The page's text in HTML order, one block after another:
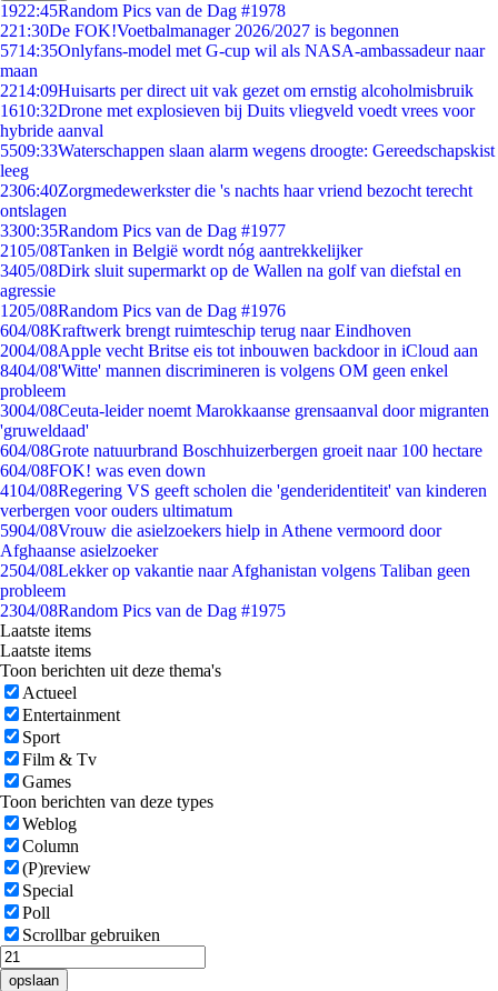
1922:45Random Pics van de Dag #1978
221:30De FOK!Voetbalmanager 2026/2027 is begonnen
5714:35Onlyfans-model met G-cup wil als NASA-ambassadeur naar
maan
2214:09Huisarts per direct uit vak gezet om ernstig alcoholmisbruik
1610:32Drone met explosieven bij Duits vliegveld voedt vrees voor
hybride aanval
5509:33Waterschappen slaan alarm wegens droogte: Gereedschapskist
leeg
2306:40Zorgmedewerkster die 's nachts haar vriend bezocht terecht
ontslagen
3300:35Random Pics van de Dag #1977
2105/08Tanken in België wordt nóg aantrekkelijker
3405/08Dirk sluit supermarkt op de Wallen na golf van diefstal en
agressie
1205/08Random Pics van de Dag #1976
604/08Kraftwerk brengt ruimteschip terug naar Eindhoven
2004/08Apple vecht Britse eis tot inbouwen backdoor in iCloud aan
8404/08'Witte' mannen discrimineren is volgens OM geen enkel
probleem
3004/08Ceuta-leider noemt Marokkaanse grensaanval door migranten
'gruweldaad'
604/08Grote natuurbrand Boschhuizerbergen groeit naar 100 hectare
604/08FOK! was even down
4104/08Regering VS geeft scholen die 'genderidentiteit' van kinderen
verbergen voor ouders ultimatum
5904/08Vrouw die asielzoekers hielp in Athene vermoord door
Afghaanse asielzoeker
2504/08Lekker op vakantie naar Afghanistan volgens Taliban geen
probleem
2304/08Random Pics van de Dag #1975
Laatste items
Laatste items
Toon berichten uit deze thema's
Actueel
Entertainment
Sport
Film & Tv
Games
Toon berichten van deze types
Weblog
Column
(P)review
Special
Poll
Scrollbar gebruiken
opslaan